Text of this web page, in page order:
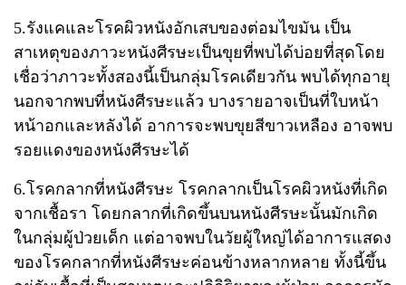
5.รังแคและโรคผิวหนังอักเสบของต่อมไขมัน เป็น
สาเหตุของภาวะหนังศีรษะเป็นขุยที่พบได้บ่อยที่สุดโดย
เชื่อว่าภาวะทั้งสองนี้เป็นกลุ่มโรคเดียวกัน พบได้ทุกอายุ
นอกจากพบที่หนังศีรษะแล้ว บางรายอาจเป็นที่ใบหน้า
หน้าอกและหลังได้ อาการจะพบขุยสีขาวเหลือง อาจพบ
รอยแดงของหนังศีรษะได้
6.โรคกลากที่หนังศีรษะ โรคกลากเป็นโรคผิวหนังที่เกิด
จากเชื้อรา โดยกลากที่เกิดขึ้นบนหนังศีรษะนั้นมักเกิด
ในกลุ่มผู้ป่วยเด็ก แต่อาจพบในวัยผู้ใหญ่ได้อาการแสดง
ของโรคกลากที่หนังศีรษะค่อนข้างหลากหลาย ทั้งนี้ขึ้น